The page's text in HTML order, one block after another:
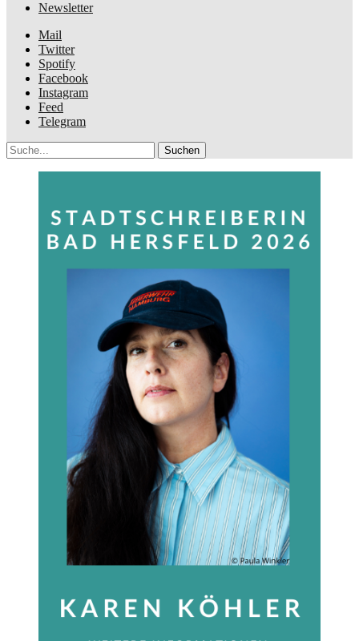
Newsletter
Mail
Twitter
Spotify
Facebook
Instagram
Feed
Telegram
Suche